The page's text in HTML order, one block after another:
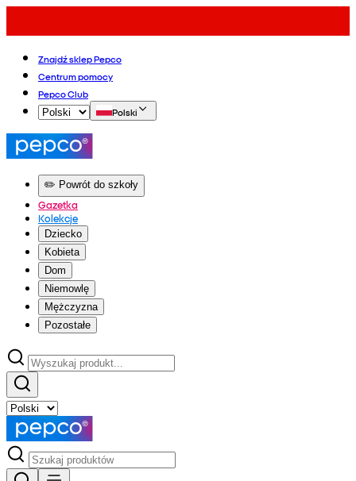
Znajdź sklep Pepco
Centrum pomocy
Pepco Club
Polski
✏️ Powrót do szkoły
Gazetka
Kolekcje
Dziecko
Kobieta
Dom
Niemowlę
Mężczyzna
Pozostałe